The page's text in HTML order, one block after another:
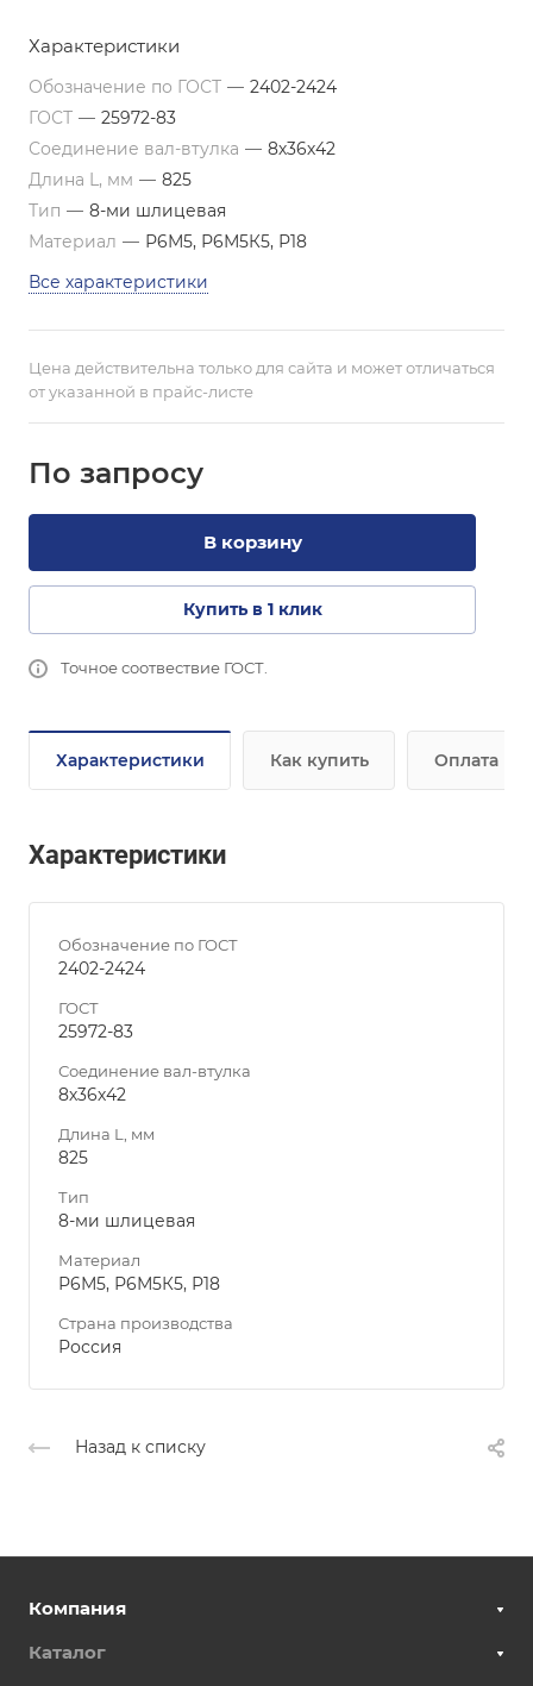
Характеристики
Обозначение по ГОСТ — 2402-2424
ГОСТ — 25972-83
Соединение вал-втулка — 8х36х42
Длина L, мм — 825
Тип — 8-ми шлицевая
Материал — Р6М5, Р6М5К5, Р18
Все характеристики
Цена действительна только для сайта и может отличаться
от указанной в прайс-листе
По запросу
В корзину
Купить в 1 клик
Точное соотвествие ГОСТ.
Характеристики Как купить Оплата
Характеристики
Обозначение по ГОСТ
2402-2424
ГОСТ
25972-83
Соединение вал-втулка
8х36х42
Длина L, мм
825
Тип
8-ми шлицевая
Материал
Р6М5, Р6М5К5, Р18
Страна производства
Россия
Назад к списку
Компания
Каталог